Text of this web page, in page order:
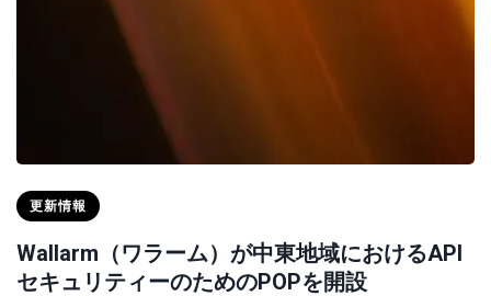
更新情報
Wallarm（ワラーム）が中東地域におけるAPI
セキュリティーのためのPOPを開設